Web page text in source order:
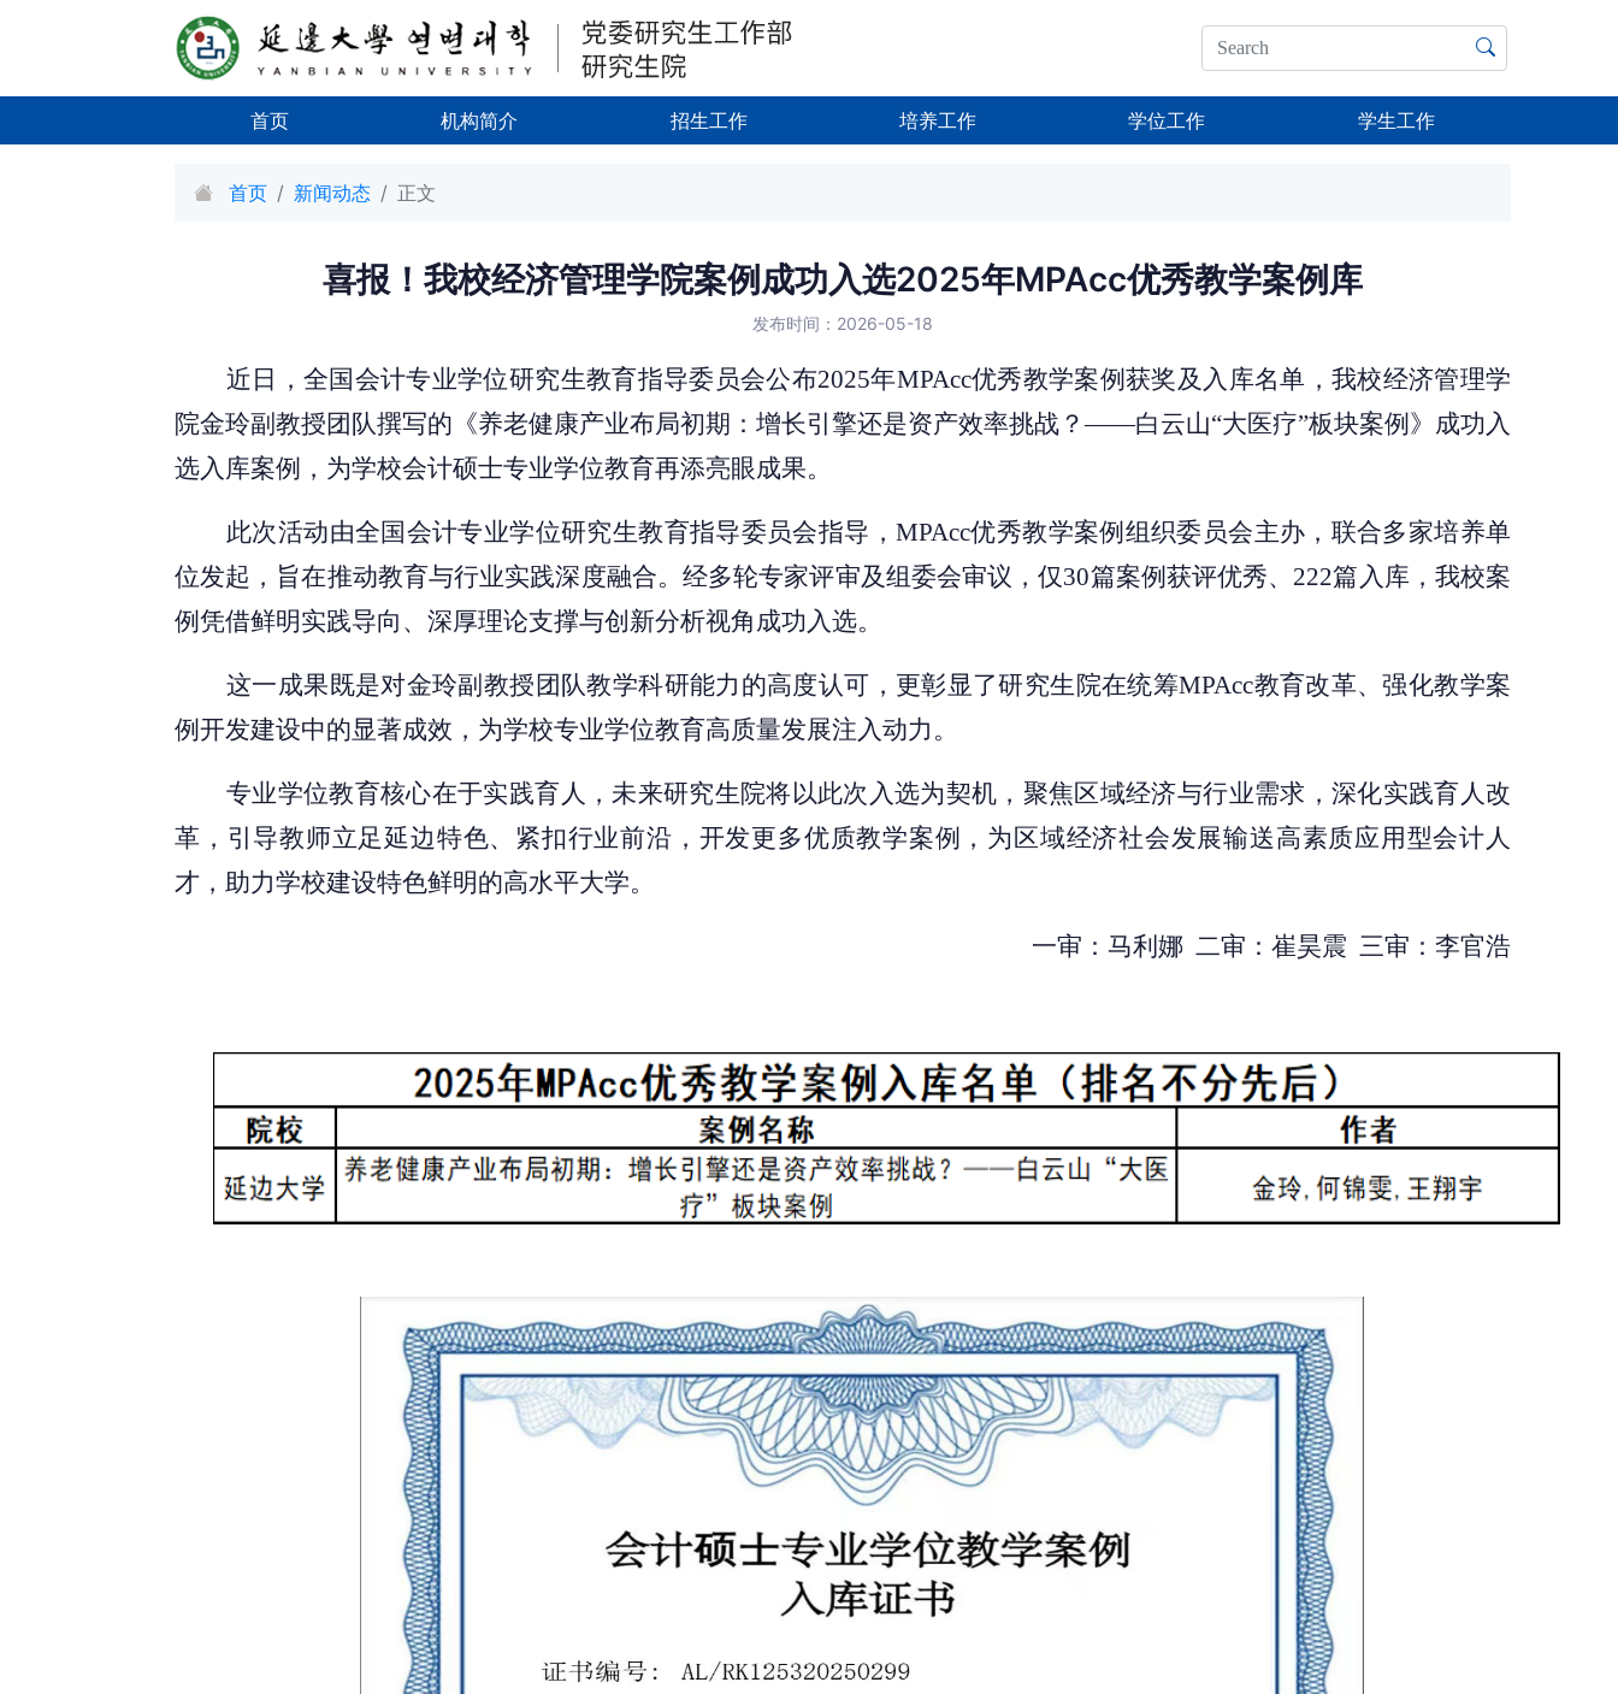
首页 机构简介 招生工作 培养工作 学位工作 学生工作
首页 新闻动态 正文
喜报！我校经济管理学院案例成功入选2025年MPAcc优秀教学案例库
发布时间：2026-05-18
近日，全国会计专业学位研究生教育指导委员会公布2025年MPAcc优秀教学案例获奖及入库名单，我校经济管理学
院金玲副教授团队撰写的《养老健康产业布局初期：增长引擎还是资产效率挑战？——白云山“大医疗”板块案例》成功入
选入库案例，为学校会计硕士专业学位教育再添亮眼成果。
此次活动由全国会计专业学位研究生教育指导委员会指导， MPAcc优秀教学案例组织委员会主办，联合多家培养单
位发起，旨在推动教育与行业实践深度融合。经多轮专家评审及组委会审议，仅30篇案例获评优秀、222篇入库，我校案
例凭借鲜明实践导向、深厚理论支撑与创新分析视角成功入选。
这一成果既是对金玲副教授团队教学科研能力的高度认可，更彰显了研究生院在统筹MPAcc教育改革、强化教学案
例开发建设中的显著成效，为学校专业学位教育高质量发展注入动力。
专业学位教育核心在于实践育人，未来研究生院将以此次入选为契机，聚焦区域经济与行业需求，深化实践育人改
革，引导教师立足延边特色、紧扣行业前沿，开发更多优质教学案例，为区域经济社会发展输送高素质应用型会计人
才，助力学校建设特色鲜明的高水平大学。
一审：马利娜 二审：崔昊震 三审：李官浩